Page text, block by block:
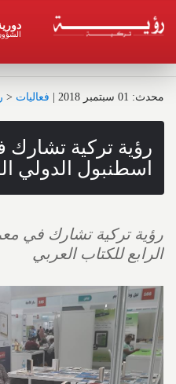
محدث : 01 سبتمبر 2018 فعاليات <
رؤية تركية
اسطنبول الدولي
رؤية تركية تشارك في
الرابع للكتاب العربي